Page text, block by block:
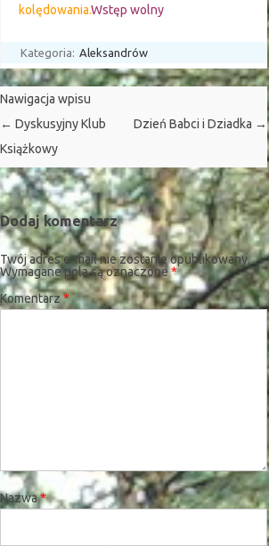
kolędowania.Wstęp wolny
Kategoria: Aleksandrów
Nawigacja wpisu
← Dyskusyjny Klub
Książkowy
Dzień Babci i Dziadka →
Dodaj komentarz
Twój adres e-mail nie zostanie opublikowany.
Wymagane pola są oznaczone*
Komentarz*
Nazwa*